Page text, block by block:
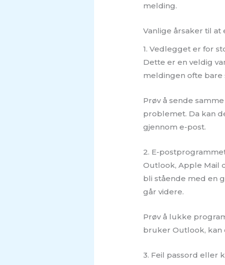
melding.
Vanlige årsaker til
1. Vedlegget er for
Dette er en veldig
meldingen ofte
Prøv å sende
problemet. Da kan
gjennom e-post.
2. E-
Outlook, Apple Mail
bli stående med en
går videre.
Prøv å lukke
bruker Outlook, kan
3. Feil passord eller